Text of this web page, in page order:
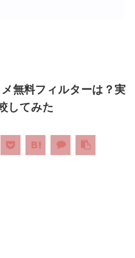
無料フィルターは？実
してみた